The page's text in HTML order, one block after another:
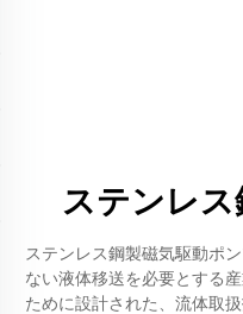
ステンレ
ステンレス鋼製磁気駆動ポ
ない液体移送を必要とする
ために設計された、流体取